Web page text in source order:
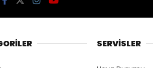
SERVİSLER